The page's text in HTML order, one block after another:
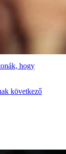
hogy
következő